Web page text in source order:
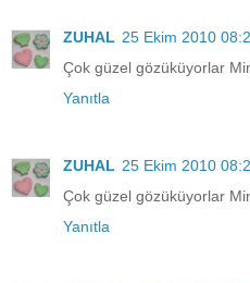
ZUHAL 25 Ekim 2010
Çok güzel gözüküyorlar
Yanıtla
ZUHAL 25 Ekim 2010
Çok güzel gözüküyorlar
Yanıtla